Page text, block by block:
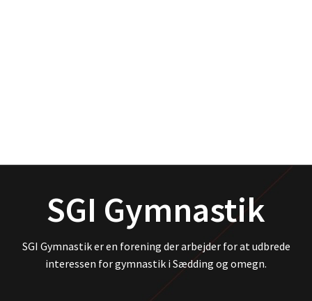
SGI Gymnastik
SGI Gymnastik er en forening der arbejder for at udbrede
interessen for gymnastik i Sædding og omegn.